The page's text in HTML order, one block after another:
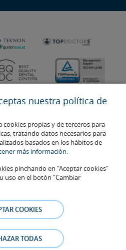
E08646940
web no reemplaza sino complementa
caso de duda, consulte con el
y los testimonios de los pacientes
la web están publicadas con su
cualquier momento a petición de
nuestra política de
cookies propias y de terceros para
tratando datos necesarios para
basados en los hábitos de
más información.
pinchando en "Aceptar cookies"
uso en el botón "Cambiar
COOKIES
TODAS